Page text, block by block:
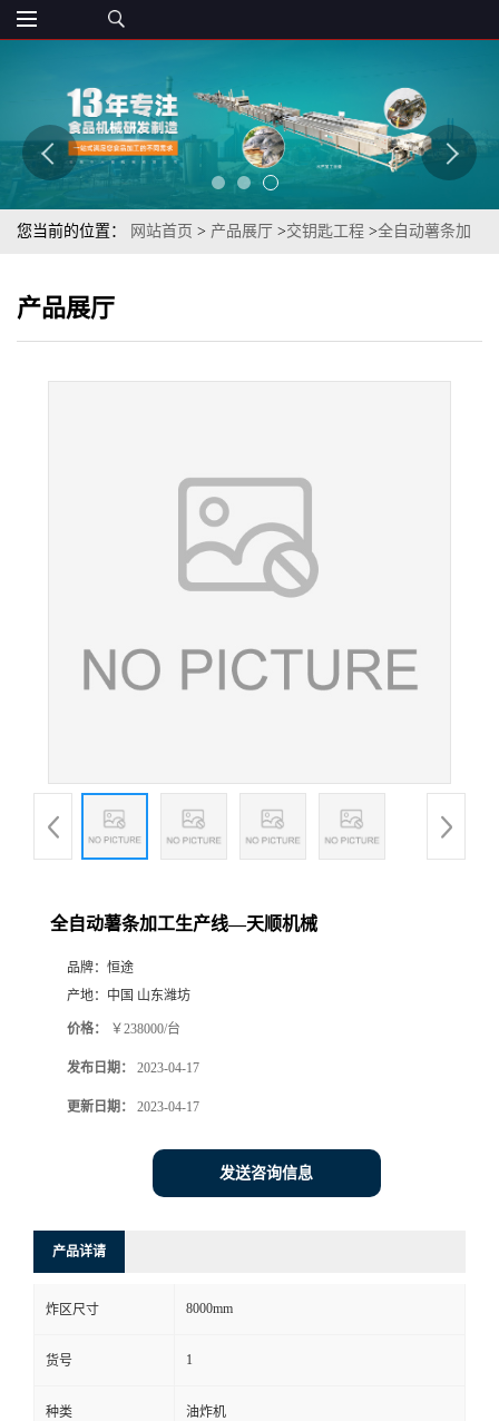
您当前的位置： 网站首页 > 产品展厅 >交钥匙工程 >全自动薯条加
产品展厅
全自动薯条加工生产线—天顺机械
品牌： 恒途
产地： 中国 山东潍坊
价格： ￥238000/台
发布日期： 2023-04-17
更新日期： 2023-04-17
发送咨询信息
产品详请
炸区尺寸 8000mm
货号 1
种类 油炸机